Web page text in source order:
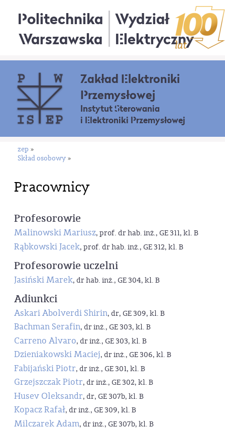
Politechnika
Warszawska
Wydział
Elektryczny
Zakład Elektroniki
Przemysłowej
Instytut Sterowania
i Elektroniki Przemysłowej
zep »
Skład osobowy »
Pracownicy
Profesorowie
Malinowski Mariusz, prof. dr hab. inż., GE 311, kl. B
Rąbkowski Jacek, prof. dr hab. inż., GE 312, kl. B
Profesorowie uczelni
Jasiński Marek, dr hab. inż., GE 304, kl. B
Adiunkci
Askari Abolverdi Shirin, dr, GE 309, kl. B
Bachman Serafin, dr inż., GE 303, kl. B
Carreno Alvaro, dr inż., GE 303, kl. B
Dzieniakowski Maciej, dr inż., GE 306, kl. B
Fabijański Piotr, dr inż., GE 301, kl. B
Grzejszczak Piotr, dr inż., GE 302, kl. B
Husev Oleksandr, dr, GE 307b, kl. B
Kopacz Rafał, dr inż., GE 309, kl. B
Milczarek Adam, dr inż., GE 307b, kl. B